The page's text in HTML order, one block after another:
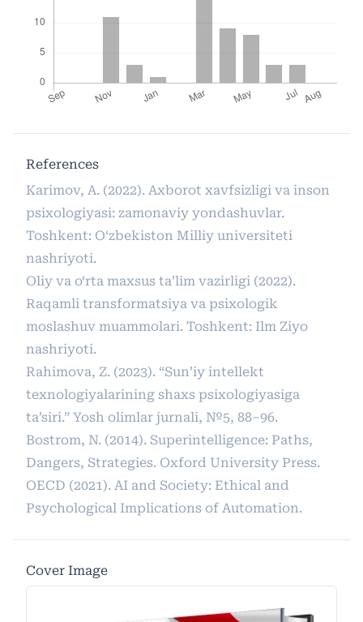
References
Karimov, A. (2022). Axborot xavfsizligi va inson
psixologiyasi: zamonaviy yondashuvlar.
Toshkent: O‘zbekiston Milliy universiteti
nashriyoti.
Oliy va o‘rta maxsus ta’lim vazirligi (2022).
Raqamli transformatsiya va psixologik
moslashuv muammolari. Toshkent: Ilm Ziyo
nashriyoti.
Rahimova, Z. (2023). “Sun’iy intellekt
texnologiyalarining shaxs psixologiyasiga
ta’siri.” Yosh olimlar jurnali, №5, 88–96.
Bostrom, N. (2014). Superintelligence: Paths,
Dangers, Strategies. Oxford University Press.
OECD (2021). AI and Society: Ethical and
Psychological Implications of Automation.
Cover Image